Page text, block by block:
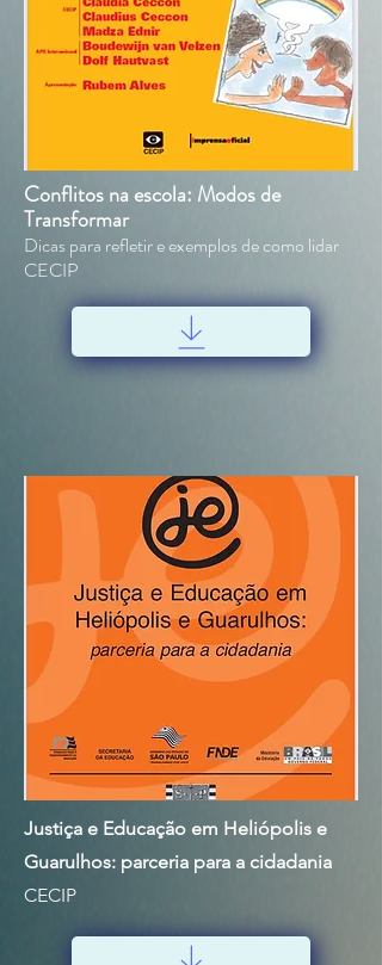
Conflitos na escola: Modos de
Transformar
Dicas para refletir e exemplos de como lidar
CECIP
Justiça e Educação em Heliópolis e
Guarulhos: parceria para a cidadania
CECIP